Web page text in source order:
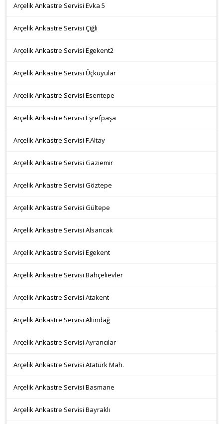
Arçelik Ankastre Servisi Evka 5
Arçelik Ankastre Servisi Çiğli
Arçelik Ankastre Servisi Egekent2
Arçelik Ankastre Servisi Üçkuyular
Arçelik Ankastre Servisi Esentepe
Arçelik Ankastre Servisi Eşrefpaşa
Arçelik Ankastre Servisi F.Altay
Arçelik Ankastre Servisi Gaziemir
Arçelik Ankastre Servisi Göztepe
Arçelik Ankastre Servisi Gültepe
Arçelik Ankastre Servisi Alsancak
Arçelik Ankastre Servisi Egekent
Arçelik Ankastre Servisi Bahçelievler
Arçelik Ankastre Servisi Atakent
Arçelik Ankastre Servisi Altındağ
Arçelik Ankastre Servisi Ayrancılar
Arçelik Ankastre Servisi Atatürk Mah.
Arçelik Ankastre Servisi Basmane
Arçelik Ankastre Servisi Bayraklı